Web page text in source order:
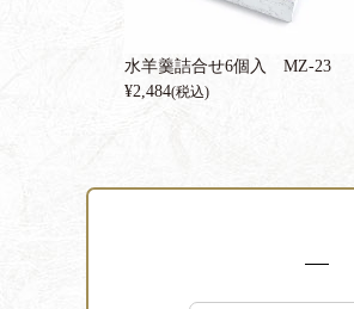
水羊羹詰合せ6個入 MZ-23
¥2,484(税込)